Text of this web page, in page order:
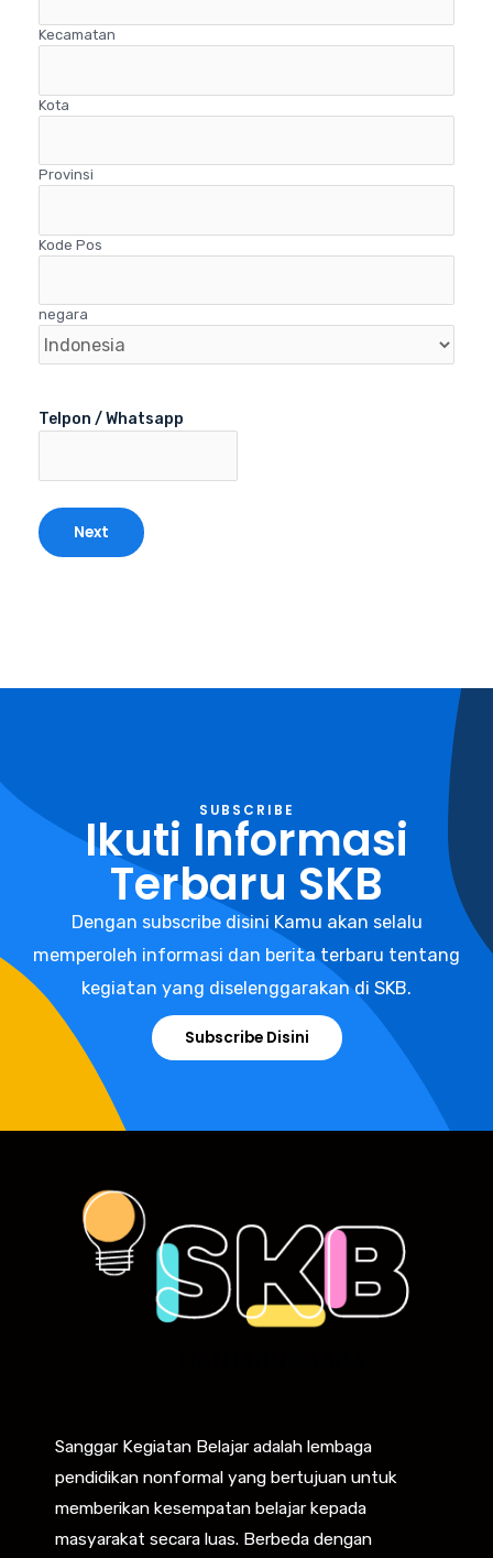
Kecamatan
Kota
Provinsi
Kode Pos
negara
Telpon / Whatsapp
SUBSCRIBE
Ikuti Informasi
Terbaru SKB
Dengan subscribe disini Kamu akan selalu
memperoleh informasi dan berita terbaru tentang
kegiatan yang diselenggarakan di SKB.
Subscribe Disini
Sanggar Kegiatan Belajar adalah lembaga
pendidikan nonformal yang bertujuan untuk
memberikan kesempatan belajar kepada
masyarakat secara luas. Berbeda dengan